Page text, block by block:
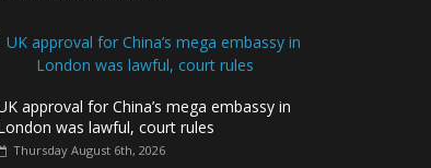
approval for China’s mega embassy in
was lawful, court rules
Thursday August 6th, 2026